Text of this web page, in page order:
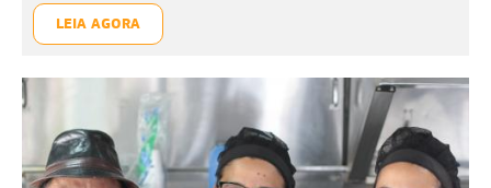
LEIA AGORA